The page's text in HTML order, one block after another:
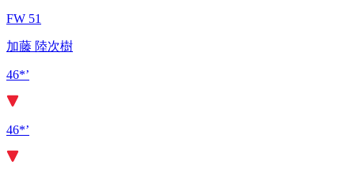
FW 51
加藤 陸次樹
46*’
46*’